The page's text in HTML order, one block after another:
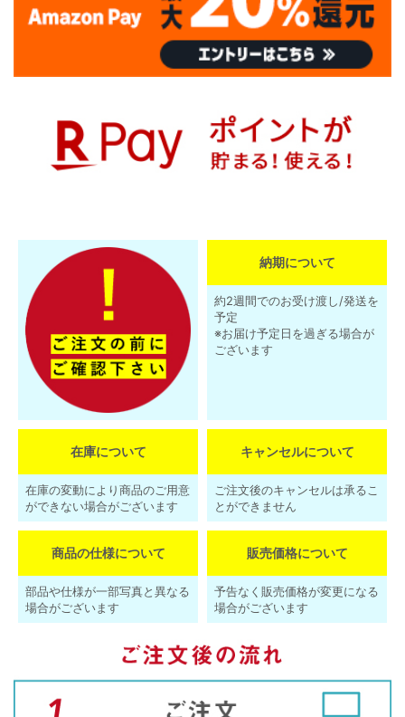
納期について
約2週間でのお受け渡し/発送を
予定
※お届け予定日を過ぎる場合が
ございます
在庫について
在庫の変動により商品のご用意
ができない場合がございます
キャンセルについて
ご注文後のキャンセルは承るこ
とができません
商品の仕様について
部品や仕様が一部写真と異なる
場合がございます
販売価格について
予告なく販売価格が変更になる
場合がございます